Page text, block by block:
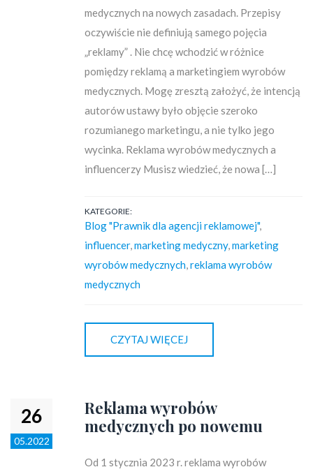
medycznych na nowych zasadach. Przepisy
oczywiście nie definiują samego pojęcia
„reklamy” . Nie chcę wchodzić w różnice
pomiędzy reklamą a marketingiem wyrobów
medycznych. Mogę zresztą założyć, że intencją
autorów ustawy było objęcie szeroko
rozumianego marketingu, a nie tylko jego
wycinka. Reklama wyrobów medycznych a
influencerzy Musisz wiedzieć, że nowa […]
KATEGORIE:
Blog "Prawnik dla agencji reklamowej",
influencer, marketing medyczny, marketing
wyrobów medycznych reklama wyrobów
medycznych
CZYTAJ WIĘCEJ
26
05.2022
Reklama wyrobów
medycznych po nowemu
Od 1 stycznia 2023 r. reklama wyrobów